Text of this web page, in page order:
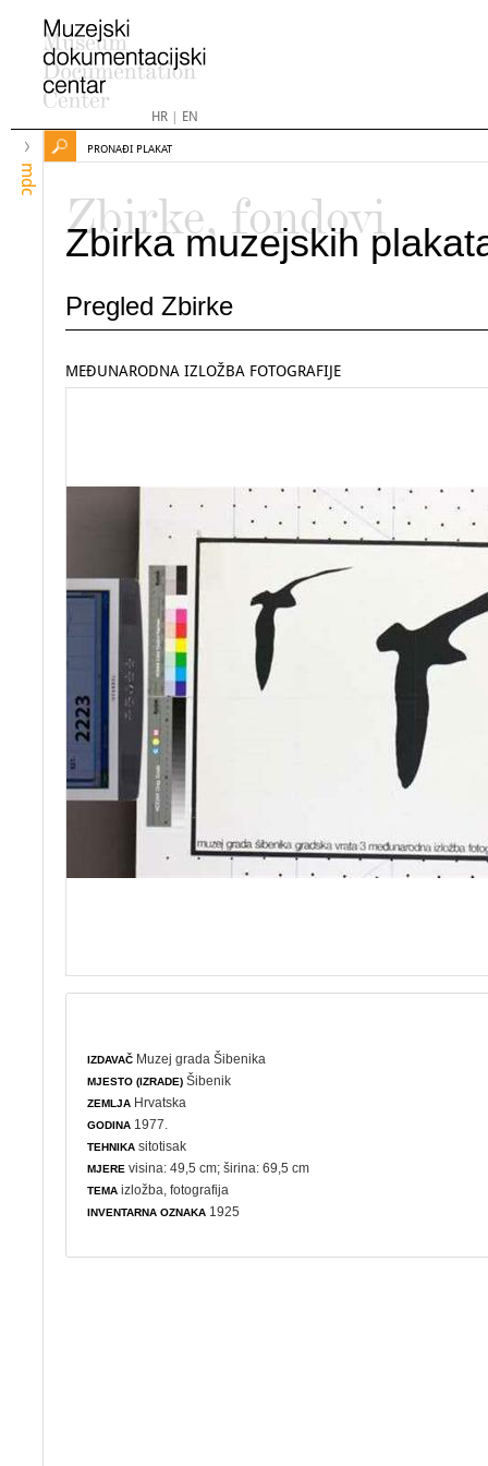
HR| EN
mdc
PRONAĐI PLAKAT
Zbirke, fondovi
Zbirka muzejskih
Pregled Zbirke
MEĐUNARODNA IZLOŽBA FOTOGRAFIJE
IZDAVAČ Muzej grada Šibenika
MJESTO (IZRADE) Šibenik
ZEMLJA Hrvatska
GODINA 1977.
TEHNIKA sitotisak
MJERE visina: 49,5 cm; širina: 69,5 cm
TEMA izložba ,fotografija
INVENTARNA OZNAKA 1925